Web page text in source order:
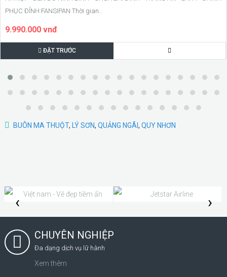
PHỤC ĐỈNH FANSIPAN Thời gian..
9.990.000 vnđ
ĐẶT TRƯỚC
BUÔN MA THUỘT, LÝ SƠN, QUẢNG NGÃI, QUY NHƠN
‹ ›
CHUYÊN NGHIỆP
Đa dạng dịch vụ lữ hành
Xem thêm